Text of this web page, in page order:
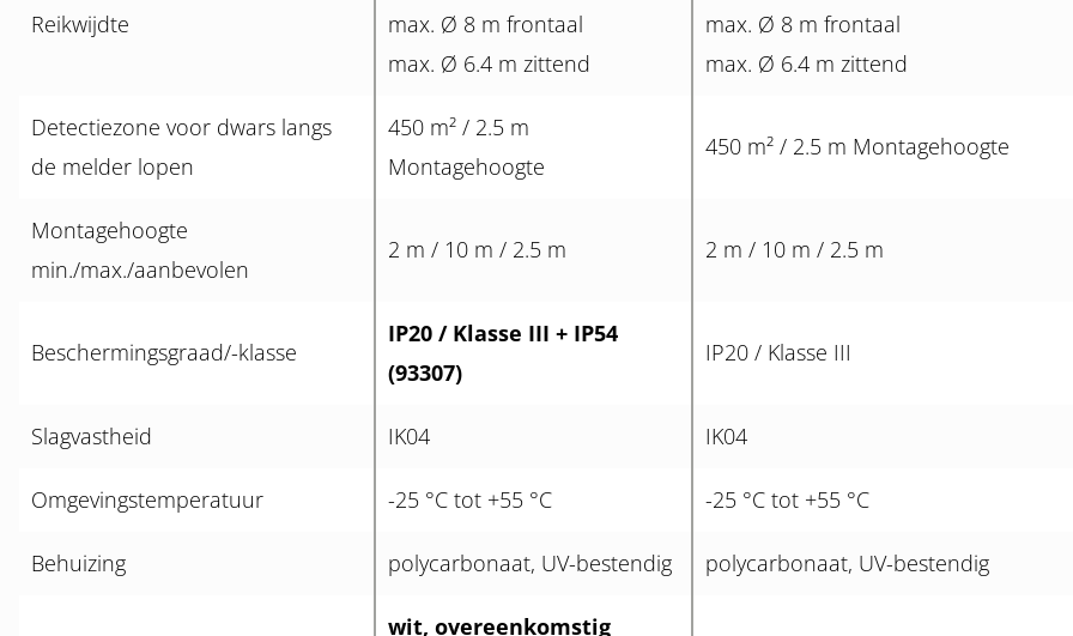
Reikwijdte
max. Ø 8 m frontaal
max. Ø 6.4 m zittend
max. Ø 8 m frontaal
max. Ø 6.4 m zittend
Detectiezone voor dwars langs
de melder lopen
450 m² / 2.5 m
Montagehoogte
450 m² / 2.5 m Montagehoogte
Montagehoogte
min./max./aanbevolen
2 m / 10 m / 2.5 m 2 m / 10 m / 2.5 m
Beschermingsgraad/-klasse
IP20 / Klasse III + IP54
(93307)
IP20 / Klasse III
Slagvastheid IK04 IK04
Omgevingstemperatuur -25 °C tot +55 °C -25 °C tot +55 °C
Behuizing polycarbonaat, UV-bestendig polycarbonaat, UV-bestendig
wit, overeenkomstig